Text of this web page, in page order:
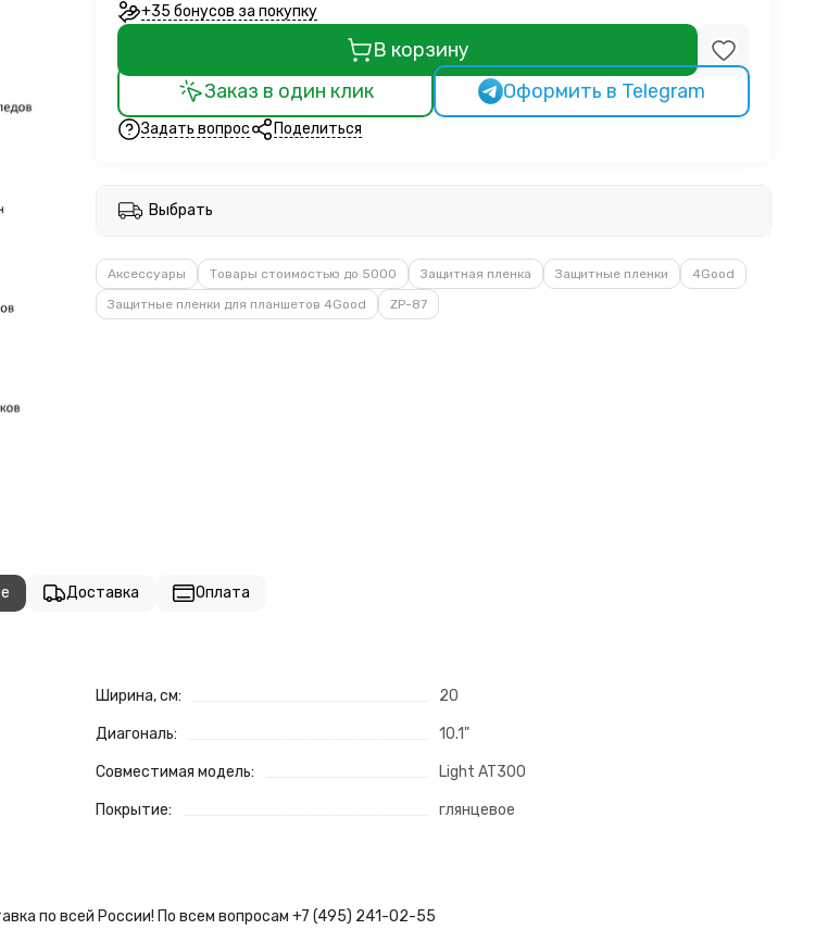
+35 бонусов за покупку
В корзину
Заказ в один клик
Оформить в Telegram
Задать вопрос Поделиться
Выбрать
Аксессуары Товары стоимостью до 5000 Защитная пленка Защитные пленки
4Good
Защитные пленки для планшетов 4Good
ZP-87
Доставка Оплата
Ширина, см: 20
Диагональ: 10.1"
Совместимая модель: Light AT300
Покрытие: глянцевое
по всей России! По всем вопросам +7 (495) 241-02-55